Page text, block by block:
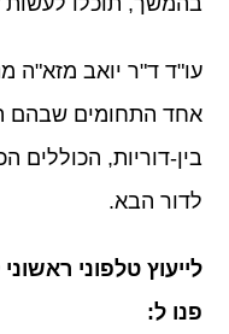
עו"ד ד"ר יואב מזא"ה
אחד התחומים שבהם
בין-דוריות, הכוללים
לדור הבא.
לייעוץ טלפוני
פנו ל: